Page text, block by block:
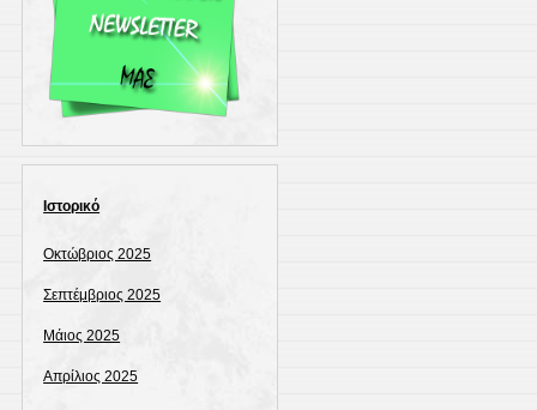
Ιστορικό
Οκτώβριος 2025
Σεπτέμβριος 2025
Μάιος 2025
Απρίλιος 2025